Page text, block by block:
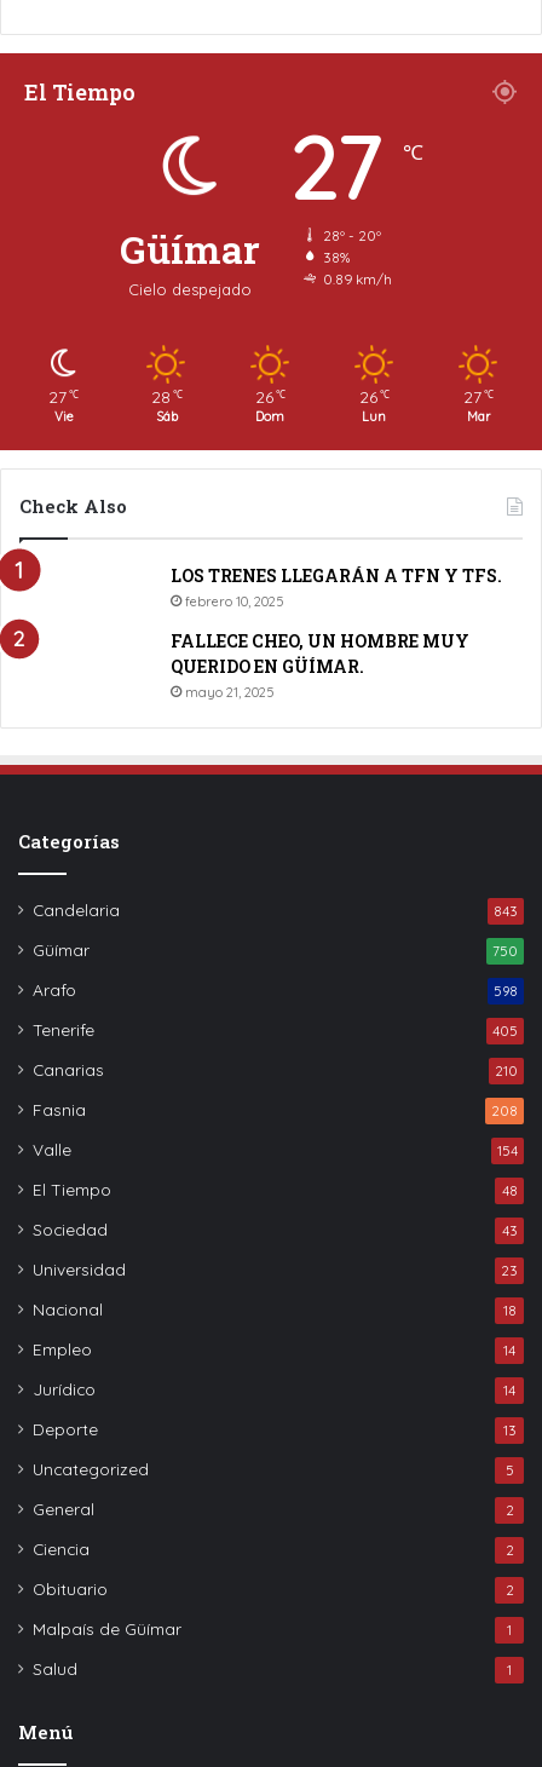
El Tiempo
Güímar
Cielo despejado
27 ℃
28º - 20º
38%
0.89 km/h
27 ℃
Vie
28 ℃
Sáb
26 ℃
Dom
26 ℃
Lun
27 ℃
Mar
Check Also
LOS TRENES LLEGARÁN A TFN Y TFS.
febrero 10, 2025
FALLECE CHEO, UN HOMBRE MUY
QUERIDO EN GÜÍMAR.
mayo 21, 2025
Categorías
Candelaria 843
Güímar 750
Arafo 598
Tenerife 405
Canarias 210
Fasnia 208
Valle 154
El Tiempo 48
Sociedad 43
Universidad 23
Nacional 18
Empleo 14
Jurídico 14
Deporte 13
Uncategorized 5
General 2
Ciencia 2
Obituario 2
Malpaís de Güímar 1
Salud 1
Menú